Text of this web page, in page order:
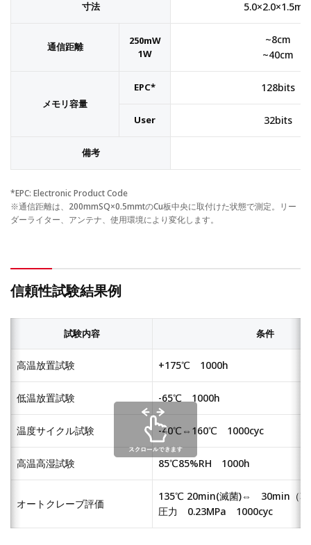
寸法
通信距離
250mW
1W
~8cm
~40cm
メモリ容量
EPC* 128bits
User 32bits
備考
*EPC:Electronic Product Code
※通信距離は、200mmSQ×0.5mmtのCu板中央に取付けた状態で測定。リー
ダーライター、アンテナ、使用環境により変化します。
信頼性試験結果例
試験内容 条件
高温放置試験 +175℃ 1000h
低温放置試験 -65℃ 1000h
温度サイクル試験 -40℃⇔160℃ 1000cyc
高温高湿試験 85℃85%RH 1000h
オートクレーブ評価
135℃ 20min(滅菌)⇔ 30min（乾
圧力 0.23MPa 1000cyc